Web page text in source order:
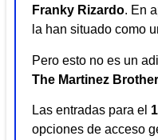
Franky Rizardo. En
la han situado como
Pero esto no es un
The Martinez
Las entradas para el
opciones de acceso